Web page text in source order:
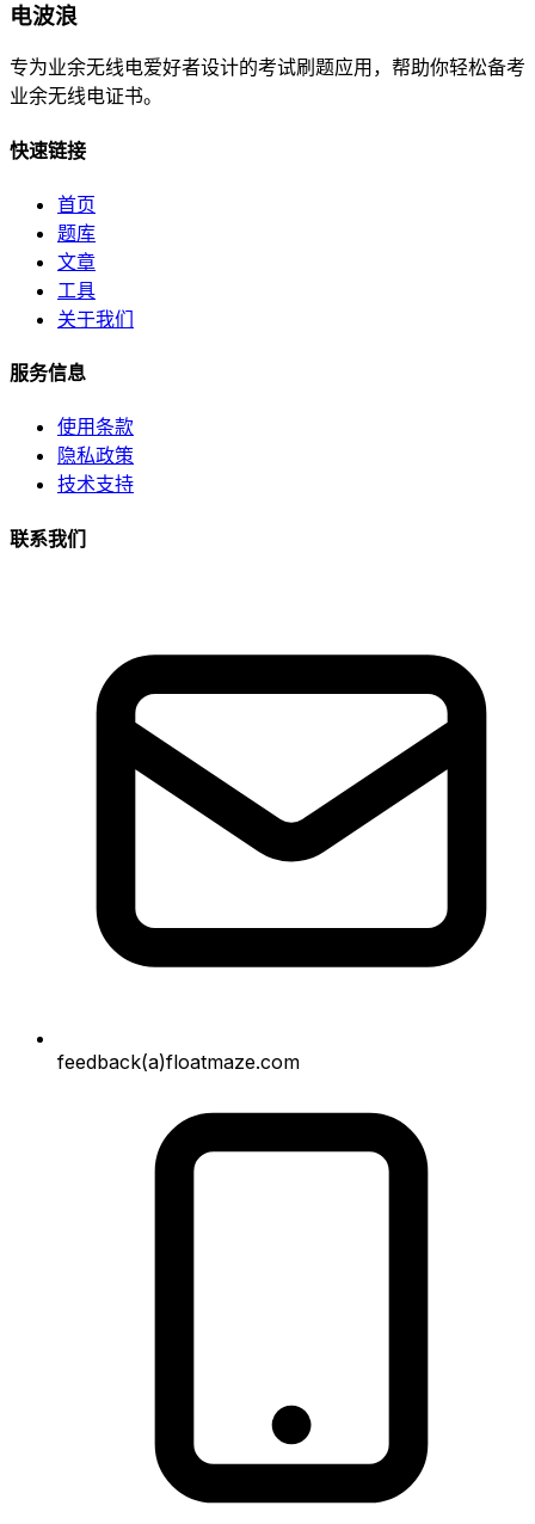
电波浪
专为业余无线电爱好者设计的考试刷题应用，帮助你轻松备考
业余无线电证书。
快速链接
首页
题库
文章
工具
关于我们
服务信息
使用条款
隐私政策
技术支持
联系我们
feedback(a)floatmaze.com